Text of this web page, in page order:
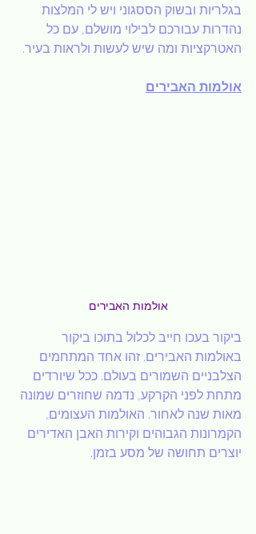
בגלריות ובשוק הססגוני ויש לי המלצות
נהדרות עבורכם לבילוי מושלם, עם כל
האטרקציות ומה שיש לעשות ולראות בעיר.
אולמות האבירים
אולמות האבירים
ביקור בעכו חייב לכלול בתוכו ביקור
באולמות האבירים. זהו אחד המתחמים
הצלבניים השמורים בעולם. ככל שיורדים
מתחת לפני הקרקע, נדמה שחוזרים שמונה
מאות שנה לאחור. האולמות העצומים,
הקמרונות הגבוהים וקירות האבן האדירים
יוצרים תחושה של מסע בזמן.